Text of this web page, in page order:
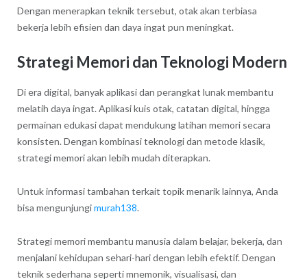
Dengan menerapkan teknik tersebut, otak akan terbiasa
bekerja lebih efisien dan daya ingat pun meningkat.
Strategi Memori dan Teknologi Modern
Di era digital, banyak aplikasi dan perangkat lunak membantu
melatih daya ingat. Aplikasi kuis otak, catatan digital, hingga
permainan edukasi dapat mendukung latihan memori secara
konsisten. Dengan kombinasi teknologi dan metode klasik,
strategi memori akan lebih mudah diterapkan.
Untuk informasi tambahan terkait topik menarik lainnya, Anda
bisa mengunjungimurah138.
Strategi memori membantu manusia dalam belajar, bekerja, dan
menjalani kehidupan sehari-hari dengan lebih efektif. Dengan
teknik sederhana seperti mnemonik, visualisasi, dan